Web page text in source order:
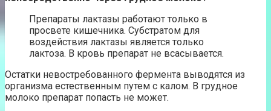
Препараты лактазы работают только в
просвете кишечника. Субстратом для
воздействия лактазы является только
лактоза. В кровь препарат не всасывается.
Остатки невостребованного фермента выводятся из
организма естественным путем с калом. В грудное
молоко препарат попасть не может.